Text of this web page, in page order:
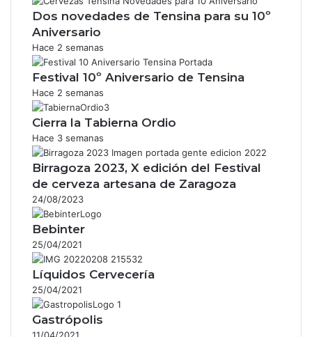
Dos novedades de Tensina para su 10º
Aniversario
Hace 2 semanas
Festival 10º Aniversario de Tensina
Hace 2 semanas
Cierra la Tabierna Ordio
Hace 3 semanas
Birragoza 2023, X edición del Festival
de cerveza artesana de Zaragoza
24/08/2023
Bebinter
25/04/2021
Líquidos Cervecería
25/04/2021
Gastrópolis